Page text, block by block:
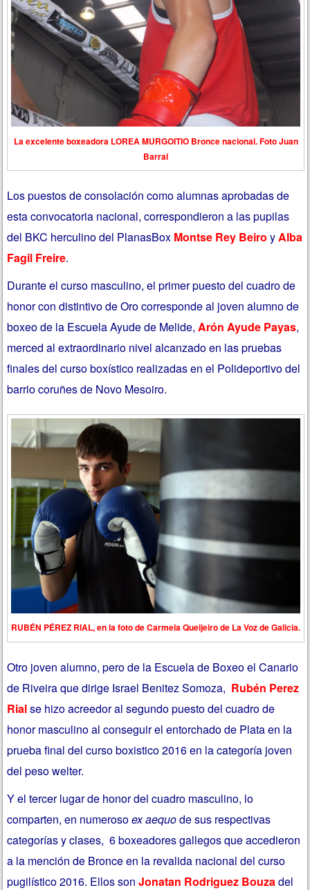
La excelente boxeadora LOREA MURGOITIO Bronce nacional. Foto Juan
Barral
Los puestos de consolación como alumnas aprobadas de
esta convocatoria nacional, correspondieron a las pupilas
del BKC herculino del PlanasBox Montse Rey Beiro yAlba
Fagil Freire.
Durante el curso masculino, el primer puesto del cuadro de
honor con distintivo de Oro corresponde al joven alumno de
boxeo de la Escuela Ayude de Melide,Arón Ayude Payas,
merced al extraordinario nivel alcanzado en las pruebas
finales del curso boxístico realizadas en el Polideportivo del
barrio coruñes de Novo Mesoiro.
RUBÉN PÉREZ RIAL, en la foto de Carmela Queijeiro de La Voz de Galicia.
Otro joven alumno, pero de la Escuela de Boxeo el Canario
de Riveira que dirige Israel Benitez Somoza, Rubén Perez
Rialse hizo acreedor al segundo puesto del cuadro de
honor masculino al conseguir el entorchado de Plata en la
prueba final del curso boxistico 2016 en la categoría joven
del peso welter.
Y el tercer lugar de honor del cuadro masculino, lo
comparten, en numerosoex aequode sus respectivas
categorías y clases, 6 boxeadores gallegos que accedieron
a la mención de Bronce en la revalida nacional del curso
pugilístico 2016. Ellos sonJonatan Rodriguez Bouza del